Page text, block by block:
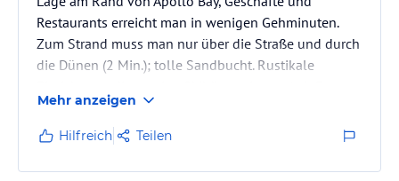
Restaurants erreicht man in wenigen Gehminuten.
Zum Strand muss man nur über die Straße und durch
die Dünen (2 Min.); tolle Sandbucht. Rustikale
in der Decke, lässt sich abdunkeln). Gut eingerichtete
separate Küche, TV mit DW.
Parkplatz unter Carport direkt am Zimmer,
freundlicher Service. Sehr guter Ausgangspunkt für
Mehr anzeigen
Hilfreich Teilen